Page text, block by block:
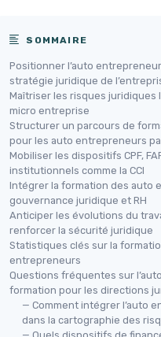
SOMMAIRE
Positionner l’auto
stratégie juridique de
Maîtriser les risques juridiques
micro entreprise
Structurer un parcours de
pour les auto entrepreneurs
Mobiliser les dispositifs CPF,
institutionnels comme la CCI
Intégrer la formation des auto
gouvernance juridique et RH
Anticiper les évolutions du
renforcer la sécurité juridique
Statistiques clés sur la
entrepreneurs
Questions fréquentes sur
formation pour les directions
— Comment intégrer l’auto
dans la cartographie des